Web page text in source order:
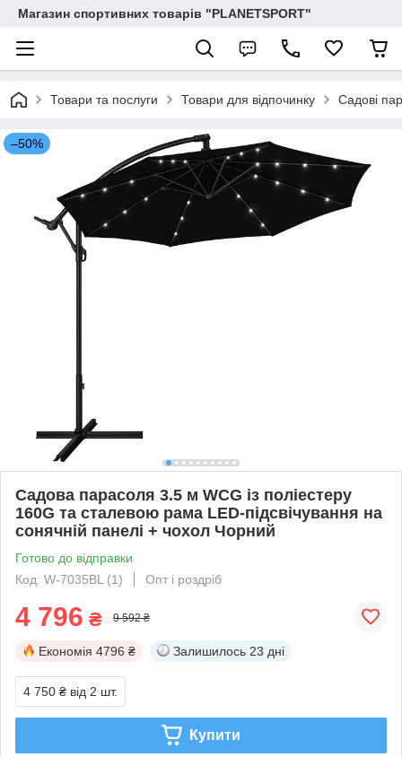
Магазин спортивних товарів "PLANETSPORT"
Товари та послуги Товари для відпочинку Садові
–50%
Садова парасоля 3.5 м WCG із поліестеру
160G та сталевою рама LED-підсвічування на
сонячній панелі + чохол Чорний
Готово до відправки
Код: W-7035BL (1)
Опт і роздріб
4 796 ₴ 9 592 ₴
Економія 4796 ₴ Залишилось 23 дні
4 750 ₴ від 2 шт.
Купити